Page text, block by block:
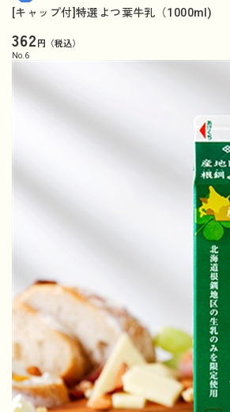
[キャップ付]特選よつ葉牛乳（1000ml)
362円（税込）
No. 6